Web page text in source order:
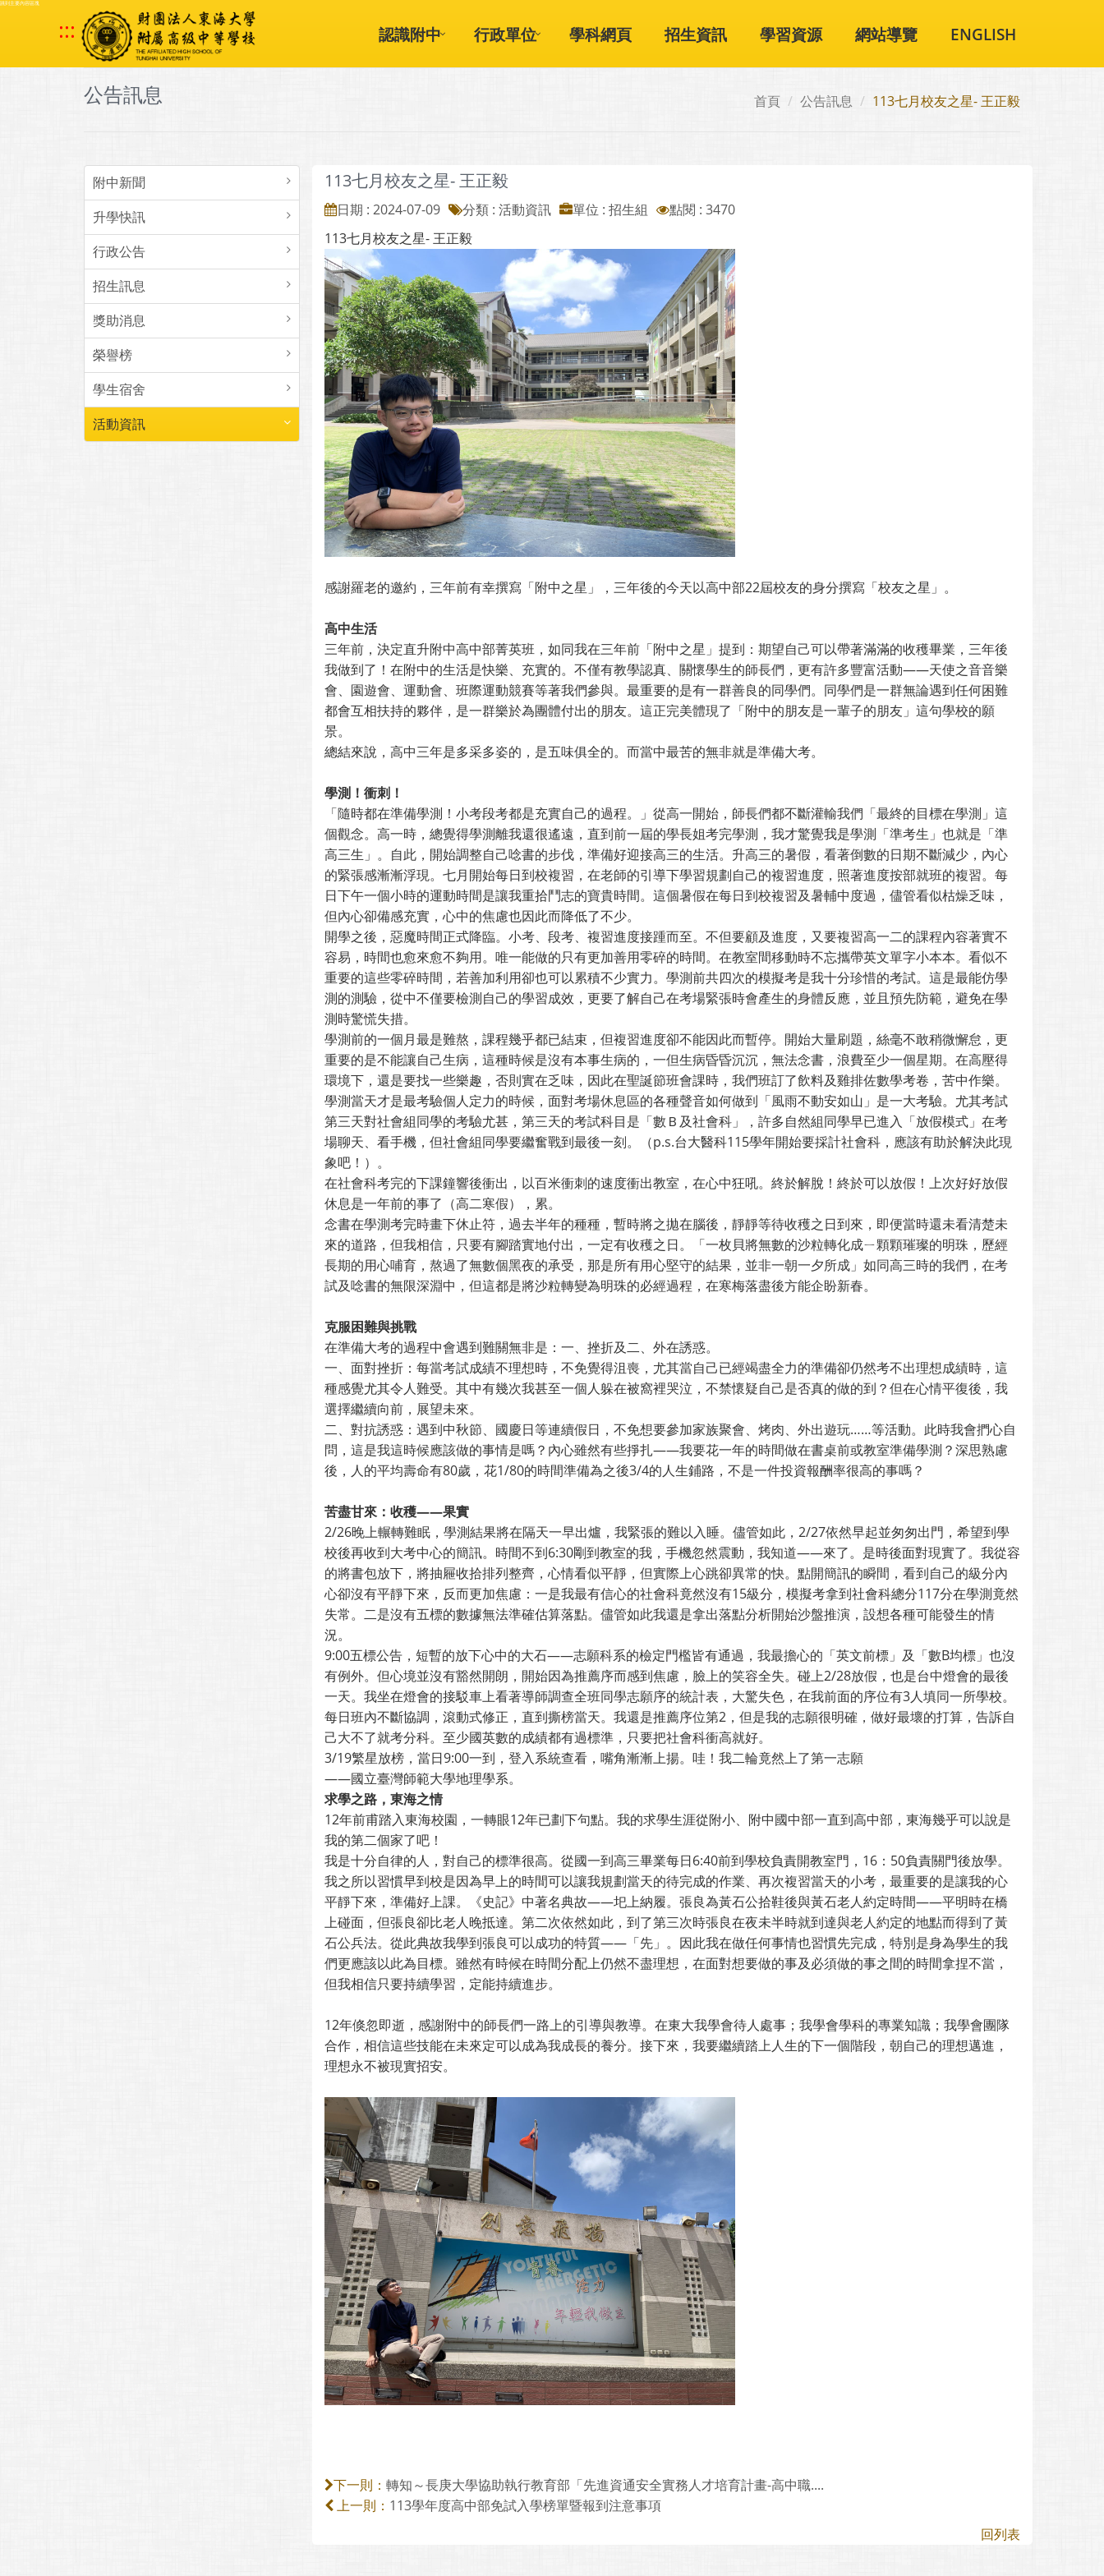
跳到主要內容區塊
::: 認識附中 行政單位 學科網頁 招生資訊 學習資源 網站導覽 ENGLISH
公告訊息 首頁 公告訊息 113七月校友之星- 王正毅
附中新聞
升學快訊
行政公告
招生訊息
獎助消息
榮譽榜
學生宿舍
活動資訊
113七月校友之星- 王正毅
日期 : 2024-07-09 分類 : 活動資訊 單位 : 招生組
點閱 : 3470
113七月校友之星- 王正毅
感謝羅老的邀約，三年前有幸撰寫「附中之星」，三年後的今天以高中部22屆校友的身分撰寫「校友之星」。
高中生活
三年前，決定直升附中高中部菁英班，如同我在三年前「附中之星」提到：期望自己可以帶著滿滿的收穫畢業，三年後
我做到了！在附中的生活是快樂、充實的。不僅有教學認真、關懷學生的師長們，更有許多豐富活動——天使之音音樂
會、園遊會、運動會、班際運動競賽等著我們參與。最重要的是有一群善良的同學們。同學們是一群無論遇到任何困難
都會互相扶持的夥伴，是一群樂於為團體付出的朋友。這正完美體現了「附中的朋友是一輩子的朋友」這句學校的願
景。
總結來說，高中三年是多采多姿的，是五味俱全的。而當中最苦的無非就是準備大考。
學測！衝刺！
「隨時都在準備學測！小考段考都是充實自己的過程。」從高一開始，師長們都不斷灌輸我們「最終的目標在學測」這
個觀念。高一時，總覺得學測離我還很遙遠，直到前一屆的學長姐考完學測，我才驚覺我是學測「準考生」也就是「準
高三生」。自此，開始調整自己唸書的步伐，準備好迎接高三的生活。升高三的暑假，看著倒數的日期不斷減少，內心
的緊張感漸漸浮現。七月開始每日到校複習，在老師的引導下學習規劃自己的複習進度，照著進度按部就班的複習。每
日下午一個小時的運動時間是讓我重拾鬥志的寶貴時間。這個暑假在每日到校複習及暑輔中度過，儘管看似枯燥乏味，
但內心卻備感充實，心中的焦慮也因此而降低了不少。
開學之後，惡魔時間正式降臨。小考、段考、複習進度接踵而至。不但要顧及進度，又要複習高一二的課程內容著實不
容易，時間也愈來愈不夠用。唯一能做的只有更加善用零碎的時間。在教室間移動時不忘攜帶英文單字小本本。看似不
重要的這些零碎時間，若善加利用卻也可以累積不少實力。學測前共四次的模擬考是我十分珍惜的考試。這是最能仿學
測的測驗，從中不僅要檢測自己的學習成效，更要了解自己在考場緊張時會產生的身體反應，並且預先防範，避免在學
測時驚慌失措。
學測前的一個月最是難熬，課程幾乎都已結束，但複習進度卻不能因此而暫停。開始大量刷題，絲毫不敢稍微懈怠，更
重要的是不能讓自己生病，這種時候是沒有本事生病的，一但生病昏昏沉沉，無法念書，浪費至少一個星期。在高壓得
環境下，還是要找一些樂趣，否則實在乏味，因此在聖誕節班會課時，我們班訂了飲料及雞排佐數學考卷，苦中作樂。
學測當天才是最考驗個人定力的時候，面對考場休息區的各種聲音如何做到「風雨不動安如山」是一大考驗。尤其考試
第三天對社會組同學的考驗尤甚，第三天的考試科目是「數Ｂ及社會科」，許多自然組同學早已進入「放假模式」在考
場聊天、看手機，但社會組同學要繼奮戰到最後一刻。（p.s.台大醫科115學年開始要採計社會科，應該有助於解決此現
象吧！）。
在社會科考完的下課鐘響後衝出，以百米衝刺的速度衝出教室，在心中狂吼。終於解脫！終於可以放假！上次好好放假
休息是一年前的事了（高二寒假），累。
念書在學測考完時畫下休止符，過去半年的種種，暫時將之拋在腦後，靜靜等待收穫之日到來，即便當時還未看清楚未
來的道路，但我相信，只要有腳踏實地付出，一定有收穫之日。「一枚貝將無數的沙粒轉化成ㄧ顆顆璀璨的明珠，歷經
長期的用心哺育，熬過了無數個黑夜的承受，那是所有用心堅守的結果，並非一朝一夕所成」如同高三時的我們，在考
試及唸書的無限深淵中，但這都是將沙粒轉變為明珠的必經過程，在寒梅落盡後方能企盼新春。
克服困難與挑戰
在準備大考的過程中會遇到難關無非是：一、挫折及二、外在誘惑。
一、面對挫折：每當考試成績不理想時，不免覺得沮喪，尤其當自己已經竭盡全力的準備卻仍然考不出理想成績時，這
種感覺尤其令人難受。其中有幾次我甚至一個人躲在被窩裡哭泣，不禁懷疑自己是否真的做的到？但在心情平復後，我
選擇繼續向前，展望未來。
二、對抗誘惑：遇到中秋節、國慶日等連續假日，不免想要參加家族聚會、烤肉、外出遊玩……等活動。此時我會捫心自
問，這是我這時候應該做的事情是嗎？內心雖然有些掙扎——我要花一年的時間做在書桌前或教室準備學測？深思熟慮
後，人的平均壽命有80歲，花1/80的時間準備為之後3/4的人生鋪路，不是一件投資報酬率很高的事嗎？
苦盡甘來：收穫——果實
2/26晚上輾轉難眠，學測結果將在隔天一早出爐，我緊張的難以入睡。儘管如此，2/27依然早起並匆匆出門，希望到學
校後再收到大考中心的簡訊。時間不到6:30剛到教室的我，手機忽然震動，我知道——來了。是時後面對現實了。我從容
的將書包放下，將抽屜收拾排列整齊，心情看似平靜，但實際上心跳卻異常的快。點開簡訊的瞬間，看到自己的級分內
心卻沒有平靜下來，反而更加焦慮：一是我最有信心的社會科竟然沒有15級分，模擬考拿到社會科總分117分在學測竟然
失常。二是沒有五標的數據無法準確估算落點。儘管如此我還是拿出落點分析開始沙盤推演，設想各種可能發生的情
況。
9:00五標公告，短暫的放下心中的大石——志願科系的檢定門檻皆有通過，我最擔心的「英文前標」及「數B均標」也沒
有例外。但心境並沒有豁然開朗，開始因為推薦序而感到焦慮，臉上的笑容全失。碰上2/28放假，也是台中燈會的最後
一天。我坐在燈會的接駁車上看著導師調查全班同學志願序的統計表，大驚失色，在我前面的序位有3人填同一所學校。
每日班內不斷協調，滾動式修正，直到撕榜當天。我還是推薦序位第2，但是我的志願很明確，做好最壞的打算，告訴自
己大不了就考分科。至少國英數的成績都有過標準，只要把社會科衝高就好。
3/19繁星放榜，當日9:00一到，登入系統查看，嘴角漸漸上揚。哇！我二輪竟然上了第一志願
——國立臺灣師範大學地理學系。
求學之路，東海之情
12年前甫踏入東海校園，一轉眼12年已劃下句點。我的求學生涯從附小、附中國中部一直到高中部，東海幾乎可以說是
我的第二個家了吧！
我是十分自律的人，對自己的標準很高。從國一到高三畢業每日6:40前到學校負責開教室門，16：50負責關門後放學。
我之所以習慣早到校是因為早上的時間可以讓我規劃當天的待完成的作業、再次複習當天的小考，最重要的是讓我的心
平靜下來，準備好上課。《史記》中著名典故——圯上納履。張良為黃石公拾鞋後與黃石老人約定時間——平明時在橋
上碰面，但張良卻比老人晚抵達。第二次依然如此，到了第三次時張良在夜未半時就到達與老人約定的地點而得到了黃
石公兵法。從此典故我學到張良可以成功的特質——「先」。因此我在做任何事情也習慣先完成，特別是身為學生的我
們更應該以此為目標。雖然有時候在時間分配上仍然不盡理想，在面對想要做的事及必須做的事之間的時間拿捏不當，
但我相信只要持續學習，定能持續進步。
12年倏忽即逝，感謝附中的師長們一路上的引導與教導。在東大我學會待人處事；我學會學科的專業知識；我學會團隊
合作，相信這些技能在未來定可以成為我成長的養分。接下來，我要繼續踏上人生的下一個階段，朝自己的理想邁進，
理想永不被現實招安。
下一則： 轉知～長庚大學協助執行教育部「先進資通安全實務人才培育計畫-高中職....
上一則： 113學年度高中部免試入學榜單暨報到注意事項
回列表